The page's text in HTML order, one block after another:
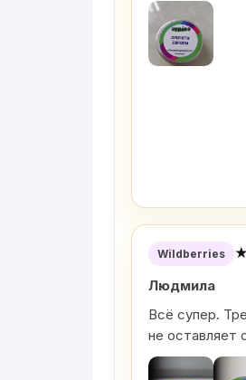
Wildberries
Людмила
Всё супер.
не оставляет